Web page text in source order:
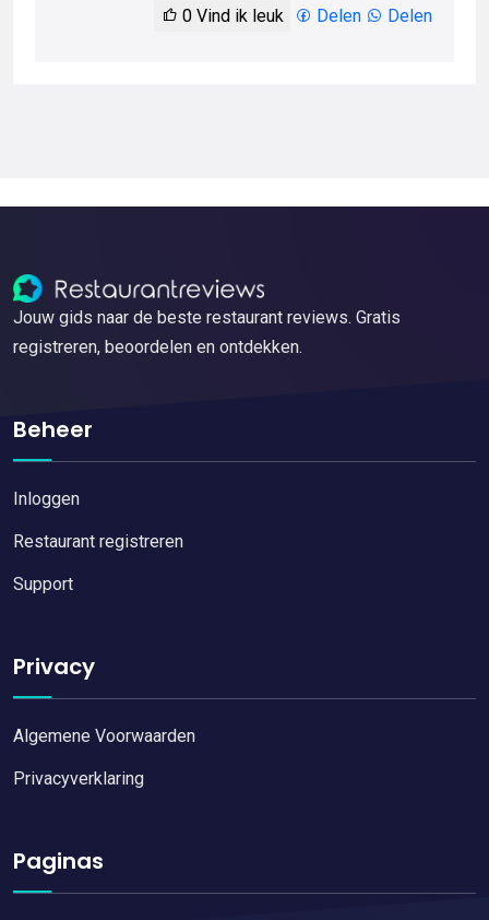
0 Vind ik leuk Delen Delen
Jouw gids naar de beste restaurant reviews. Gratis
registreren, beoordelen en ontdekken.
Beheer
Inloggen
Restaurant registreren
Support
Privacy
Algemene Voorwaarden
Privacyverklaring
Paginas